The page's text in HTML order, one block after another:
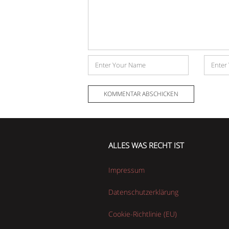
Name
ALLES WAS RECHT IST
Impressum
Datenschutzerklärung
Cookie-Richtlinie (EU)